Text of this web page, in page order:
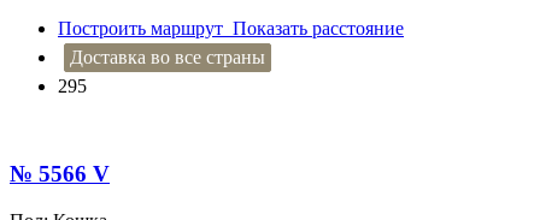
Построить маршрут Показать расстояние
Доставка во все страны
295
№ 5566 V